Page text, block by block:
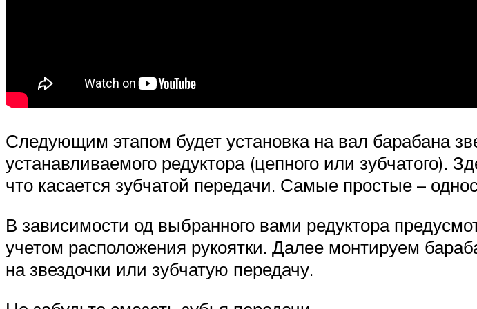
Следующим этапом будет установка на вал барабана
устанавливаемого редуктора (цепного или зубчатого).
что касается зубчатой передачи. Самые простые –
В зависимости од выбранного вами редуктора
учетом расположения рукоятки. Далее монтируем
на звездочки или зубчатую передачу.